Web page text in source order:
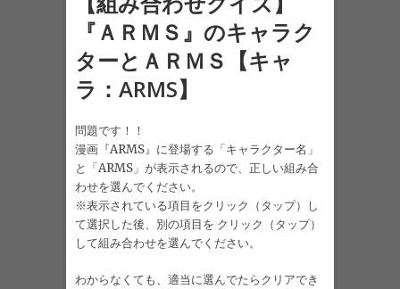
『ＡＲＭＳ』のキャラク
ターとＡＲＭＳ【キャ
ラ：ARMS】
問題です！！
漫画『ARMS』に登場する「キャラクター名」
と「ARMS」が表示されるので、正しい組み合
わせを選んでください。
※表示されている項目をクリック（タップ）し
て選択した後、別の項目を クリック（タップ）
して組み合わせを選んでください。
わからなくても、適当に選んでたらクリアでき